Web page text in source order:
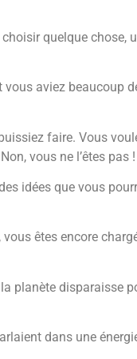
quelque chose,
vous aviez beaucoup
faire. Vous
vous ne l’êtes pas !
idées que vous
êtes encore
planète disparaisse
dans une